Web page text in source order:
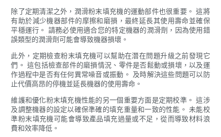
除了定期清潔之外，潤滑粉末填充機的運動部件也很重要。 這將
有助於減少機器部件的摩擦和磨損，最終延長其使用壽命並確保
平穩運行。 請務必使用適合您的特定機器的潤滑劑，因為使用錯
誤類型的潤滑劑可能會導致機器損壞。
此外，定期檢查粉末填充機可以幫助在潛在問題升級之前發現它
們。 這包括檢查部件的磨損情況、零件是否鬆動或損壞，以及運
作過程中是否有任何異常噪音或振動。 及時解決這些問題可以防
止代價高昂的停機並延長機器的使用壽命。
維護和優化粉末填充機性能的另一個重要方面是定期校準。 這涉
及調整機器的設定以確保準確的填充重量和一致的性能。 未能校
準粉末填充機可能會導致產品填充過量或不足，從而導致材料浪
費和效率降低。